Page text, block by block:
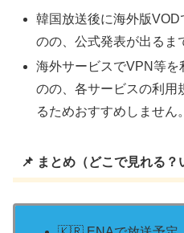
韓国放送後に海外版
のの、公式発表が出るま
海外サービスでVPN等を
のの、各サービスの利用
るためおすすめしません。
📌 まとめ（どこで見れる？